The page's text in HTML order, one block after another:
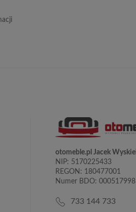
otomeble.pl Jacek Wyskiel
NIP: 5170225433
REGON: 180477001
Numer BDO: 000517998
733 144 733